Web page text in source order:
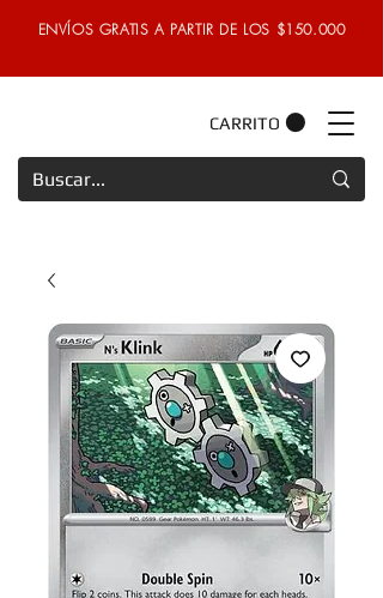
ENVÍOS GRATIS A PARTIR DE LOS $150.000
CARRITO